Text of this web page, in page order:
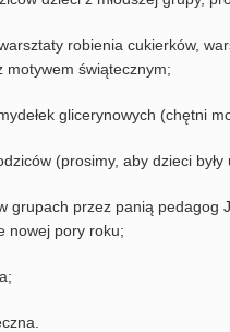
robienia cukierków,
motywem świątecznym;
glicerynowych (chętni
(prosimy, aby dzieci
grupach przez panią pedagog
nowej pory roku;